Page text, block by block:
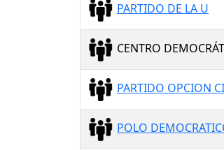
PARTIDO DE LA U
CENTRO
PARTIDO OPCION
POLO